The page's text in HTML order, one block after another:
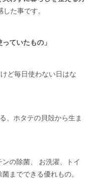
た事です。
っていたもの」
ど毎日使わない日はな
、ホタテの貝殻から生ま
の除菌、 お洗濯、トイ
までできる優れもの。